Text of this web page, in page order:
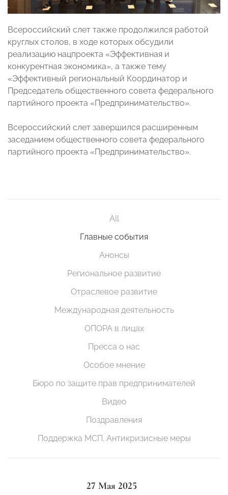
Всероссийский слет также продолжился работой
круглых столов, в ходе которых обсудили
реализацию нацпроекта «Эффективная и
конкурентная экономика», а также тему
«Эффективный региональный Координатор и
Председатель общественного совета федерального
партийного проекта «Предпринимательство».
Всероссийский слет завершился расширенным
заседанием общественного совета федерального
партийного проекта «Предпринимательство».
All
Главные события
Анонсы
Региональное развитие
Отраслевое развитие
Международная деятельность
ОПОРА в лицах
Пресса о нас
Особое мнение
Бюро по защите прав предпринимателей
Видео
Поздравления
Поддержка МСП. Антикризисные меры
27 Мая 2025